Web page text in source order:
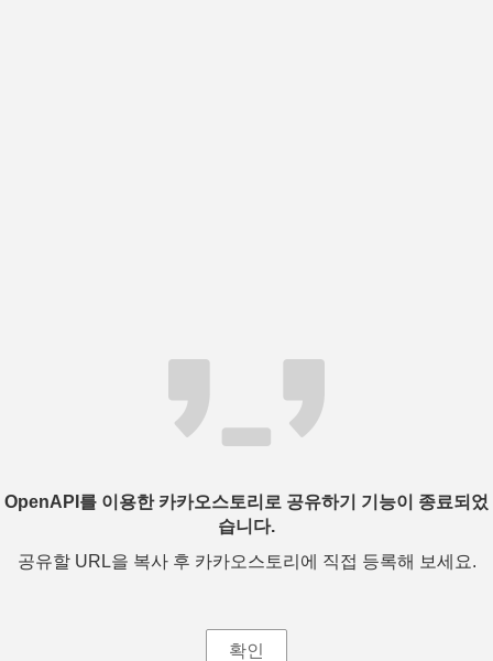
OpenAPI를 이용한 카카오스토리로 공유하기 기능이 종료되었
습니다.
공유할 URL을 복사 후 카카오스토리에 직접 등록해 보세요.
확인